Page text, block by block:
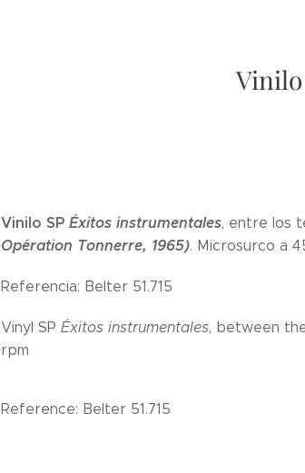
Vinilo SP Éxitos instrumentales, entre los
Opération Tonnerre, 1965). Microsurco a
Referencia: Belter 51.715
Vinyl SP Éxitos instrumentales, between
rpm
Reference: Belter 51.715